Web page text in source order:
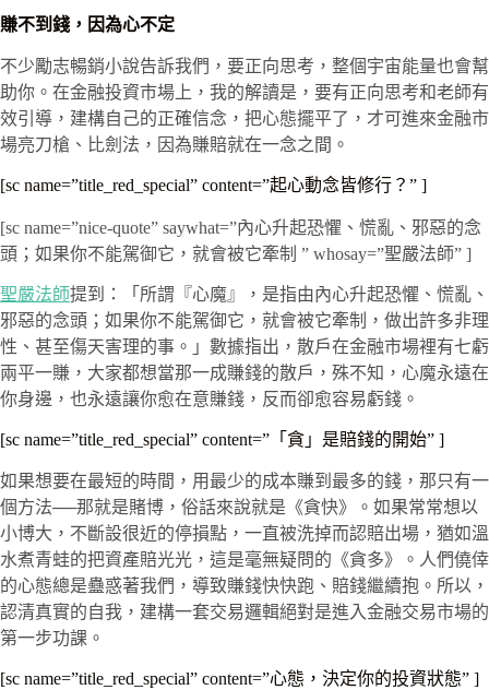
賺不到錢，因為心不定
不少勵志暢銷小說告訴我們，要正向思考，整個宇宙能量也會幫
助你。在金融投資市場上，我的解讀是，要有正向思考和老師有
效引導，建構自己的正確信念，把心態擺平了，才可進來金融市
場亮刀槍、比劍法，因為賺賠就在一念之間。
[sc name=”title_red_special” content=”起心動念皆修行？” ]
[sc name=”nice-quote” saywhat=”內心升起恐懼、慌亂、邪惡的念
頭；如果你不能駕御它，就會被它牽制 ” whosay=”聖嚴法師” ]
聖嚴法師提到：「所謂『心魔』，是指由內心升起恐懼、慌亂、
邪惡的念頭；如果你不能駕御它，就會被它牽制，做出許多非理
性、甚至傷天害理的事。」數據指出，散戶在金融市場裡有七虧
兩平一賺，大家都想當那一成賺錢的散戶，殊不知，心魔永遠在
你身邊，也永遠讓你愈在意賺錢，反而卻愈容易虧錢。
[sc name=”title_red_special” content=”「貪」是賠錢的開始” ]
如果想要在最短的時間，用最少的成本賺到最多的錢，那只有一
個方法──那就是賭博，俗話來說就是《貪快》。如果常常想以
小博大，不斷設很近的停損點，一直被洗掉而認賠出場，猶如溫
水煮青蛙的把資產賠光光，這是毫無疑問的《貪多》。人們僥倖
的心態總是蠱惑著我們，導致賺錢快快跑、賠錢繼續抱。所以，
認清真實的自我，建構一套交易邏輯絕對是進入金融交易市場的
第一步功課。
[sc name=”title_red_special” content=”心態，決定你的投資狀態” ]